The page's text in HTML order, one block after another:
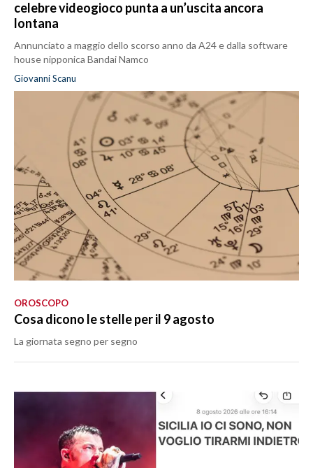
celebre videogioco punta a un’uscita ancora
lontana
Annunciato a maggio dello scorso anno da A24 e dalla software
house nipponica Bandai Namco
Giovanni Scanu
OROSCOPO
Cosa dicono le stelle per il 9 agosto
La giornata segno per segno